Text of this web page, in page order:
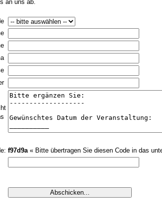
an uns ab.
f97d9a « Bitte übertragen Sie diesen Code in das